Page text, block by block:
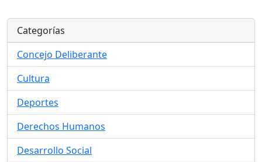
Categorías
Concejo Deliberante
Cultura
Deportes
Derechos Humanos
Desarrollo Social